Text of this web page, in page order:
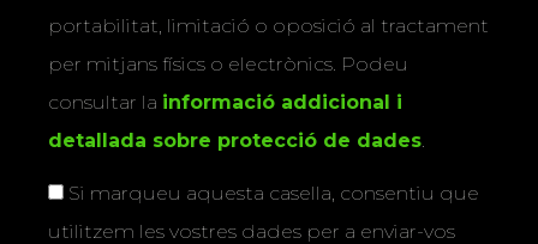
portabilitat, limitació o oposició al tractament
per mitjans físics o electrònics. Podeu
consultar la informació addicional i
detallada sobre protecció de dades
Si marqueu aquesta casella, consentiu que
utilitzem les vostres dades per a enviar-vos